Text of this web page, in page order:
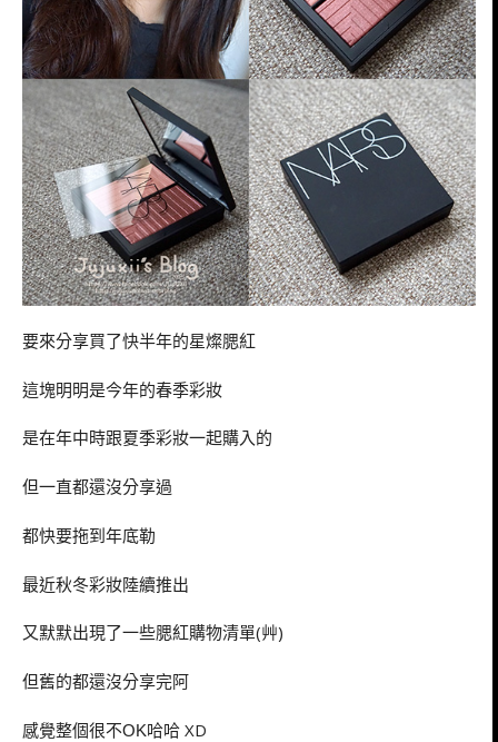
要來分享買了快半年的星燦腮紅
這塊明明是今年的春季彩妝
是在年中時跟夏季彩妝一起購入的
但一直都還沒分享過
都快要拖到年底勒
最近秋冬彩妝陸續推出
又默默出現了一些腮紅購物清單(艸)
但舊的都還沒分享完阿
感覺整個很不OK哈哈 XD